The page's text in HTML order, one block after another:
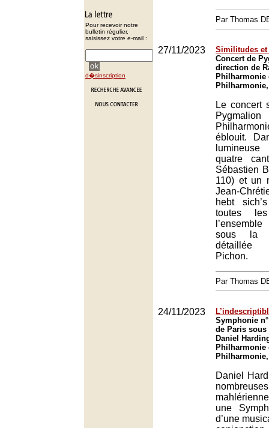
Pour recevoir notre
bulletin régulier,
saisissez votre e-mail :
d�sinscription
Par Thomas
27/11/2023
Similitudes et
Concert de
direction de
Philharmonie
Le concert
éblouit.
quatre
Sébastien
110) et un
Jean-
hebt
toutes
sous la
détaillée
Pichon.
Par Thomas
24/11/2023
Symphonie
de Paris
Daniel
Philharmonie
Daniel
une
d’une